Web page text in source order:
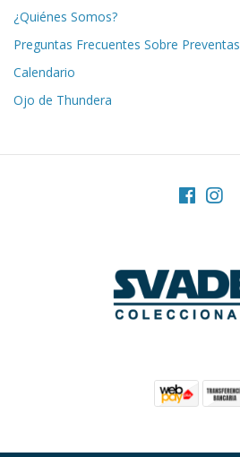
¿Quiénes Somos?
Preguntas Frecuentes Sobre Preventas
Calendario
Ojo de Thundera